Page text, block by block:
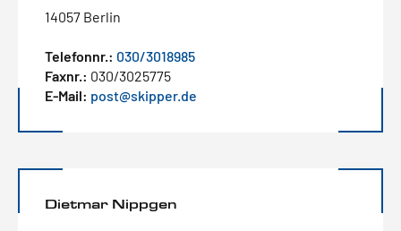
14057 Berlin
Telefonnr.: 030/3018985
Faxnr.: 030/3025775
E-Mail: post@skipper.de
Dietmar Nippgen